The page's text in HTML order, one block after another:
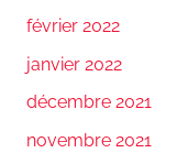
février 2022
janvier 2022
décembre 2021
novembre 2021